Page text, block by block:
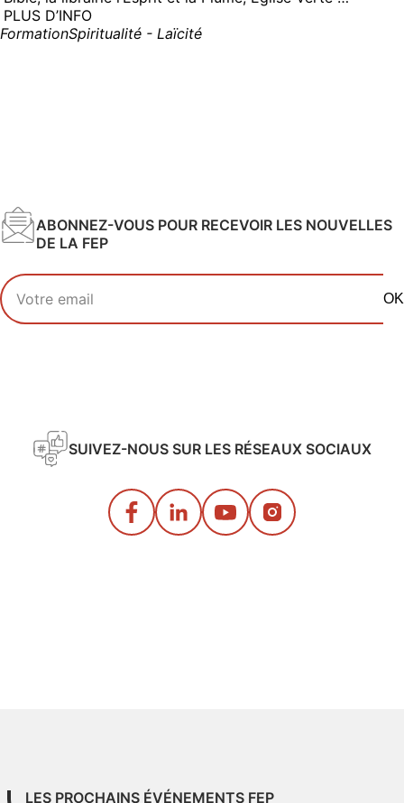
PLUS D’INFO
FormationSpiritualité - Laïcité
ABONNEZ-VOUS POUR RECEVOIR LES NOUVELLES
DE LA FEP
Votre adresse email
OK
SUIVEZ-NOUS SUR LES RÉSEAUX SOCIAUX
LES PROCHAINS ÉVÉNEMENTS FEP